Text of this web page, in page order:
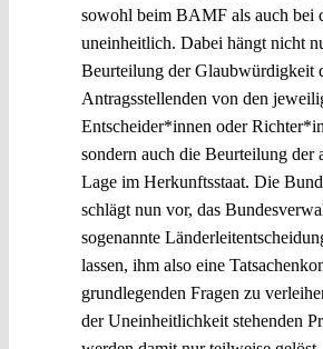
sowohl beim BAMF als auch bei
uneinheitlich. Dabei hängt nicht
Beurteilung der Glaubwürdigkeit
Antragsstellenden von den
Entscheider*innen oder
sondern auch die Beurteilung der
Lage im Herkunftsstaat. Die
schlägt nun vor, das
sogenannte
lassen, ihm also eine
grundlegenden Fragen zu
der Uneinheitlichkeit stehenden